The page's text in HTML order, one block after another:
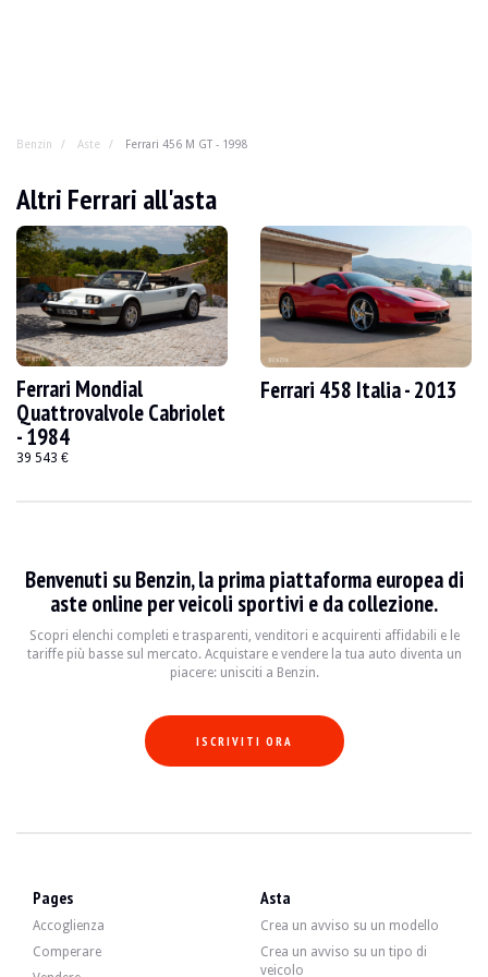
Benzin Aste Ferrari 456 M GT - 1998
Ferrari 456 M GT - 1998
Con il suo V12 ad aspirazione naturale, il cambio
ANNO 1998
CHILOMETRAGGIO 81.500 km
MOTORE 12 cilindri
CARBURANTE
SPOSTAMENTO
POTENZA 442 CV
SCATOLA
COLORE
Video
Questa Ferrari 456 M GT del 1998 di origine italiana ha 81.500 km. Il
All'interno, il venditore dichiara che il veicolo è in buone condizioni. I
Altri Ferrari all'asta
Ferrari Mondial
Quattrovalvole Cabriolet
- 1984
39 543 €
Ferrari 458 Italia - 2013
Benvenuti su Benzin, la prima piattaforma europea di
aste online per veicoli sportivi e da collezione.
Scopri elenchi completi e trasparenti, venditori e acquirenti affidabili e le
tariffe più basse sul mercato. Acquistare e vendere la tua auto diventa un
piacere: unisciti a Benzin.
ISCRIVITI ORA
Pages
Accoglienza
Comperare
Asta
Crea un avviso su un modello
Crea un avviso su un tipo di
veicolo